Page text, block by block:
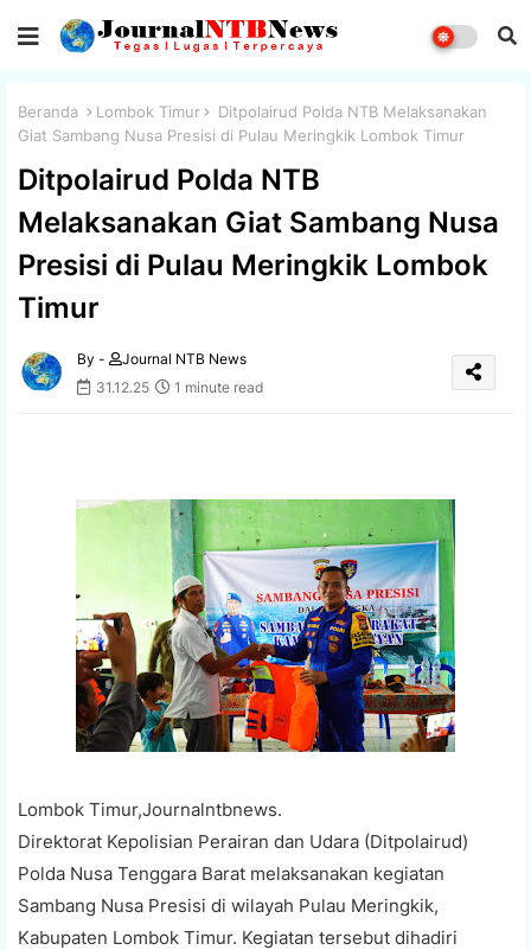
Beranda Lombok Timur
Ditpolairud Polda NTB Melaksanakan
Giat Sambang Nusa Presisi di Pulau Meringkik Lombok Timur
Ditpolairud Polda NTB
Melaksanakan Giat Sambang Nusa
Presisi di Pulau Meringkik Lombok
Timur
By -
Journal NTB News
31.12.25
1 minute read
Lombok Timur,Journalntbnews.
Direktorat Kepolisian Perairan dan Udara (Ditpolairud)
Polda Nusa Tenggara Barat melaksanakan kegiatan
Sambang Nusa Presisi di wilayah Pulau Meringkik,
Kabupaten Lombok Timur. Kegiatan tersebut dihadiri